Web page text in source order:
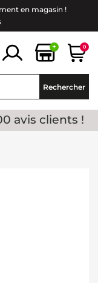
en magasin !
+ 0
Rechercher
avis clients !